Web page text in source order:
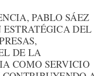
PABLO SÁEZ
DEL
DE LA
COMO SERVICIO